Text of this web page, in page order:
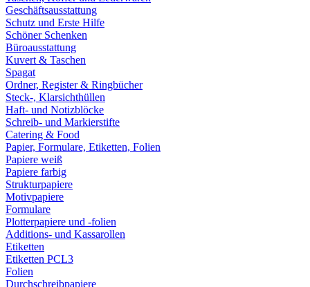
Geschäftsausstattung
Schutz und Erste Hilfe
Schöner Schenken
Büroausstattung
Kuvert & Taschen
Spagat
Ordner, Register & Ringbücher
Steck-, Klarsichthüllen
Haft- und Notizblöcke
Schreib- und Markierstifte
Catering & Food
Papier, Formulare, Etiketten, Folien
Papiere weiß
Papiere farbig
Strukturpapiere
Motivpapiere
Formulare
Plotterpapiere und -folien
Additions- und Kassarollen
Etiketten
Etiketten PCL3
Folien
Durchschreibpapiere